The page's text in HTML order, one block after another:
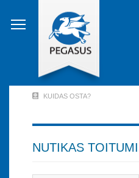
edasi
põhisisu
Account
Menu
KUIDAS OSTA?
NUTIKAS